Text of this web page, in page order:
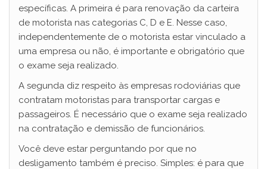
específicas. A primeira é para renovação da carteira
de motorista nas categorias C, D e E. Nesse caso,
independentemente de o motorista estar vinculado a
uma empresa ou não, é importante e obrigatório que
o exame seja realizado.
A segunda diz respeito às empresas rodoviárias que
contratam motoristas para transportar cargas e
passageiros. É necessário que o exame seja realizado
na contratação e demissão de funcionários.
Você deve estar perguntando por que no
desligamento também é preciso. Simples: é para que